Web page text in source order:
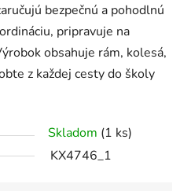
bezpečnú a pohodlnú
pripravuje na
obsahuje rám, kolesá,
z každej cesty do školy
Skladom (1 ks)
KX4746_1